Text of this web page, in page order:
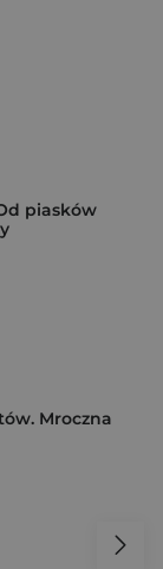
piasków
Mroczna